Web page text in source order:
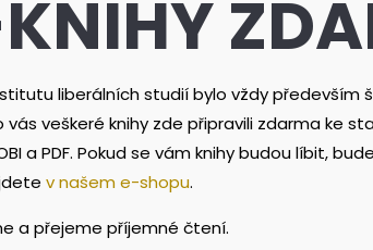
liberálních studií bylo vždy především
vás veškeré knihy zde připravili zdarma ke
a PDF. Pokud se vám knihy budou líbit,
v našem e-shopu.
a přejeme příjemné čtení.